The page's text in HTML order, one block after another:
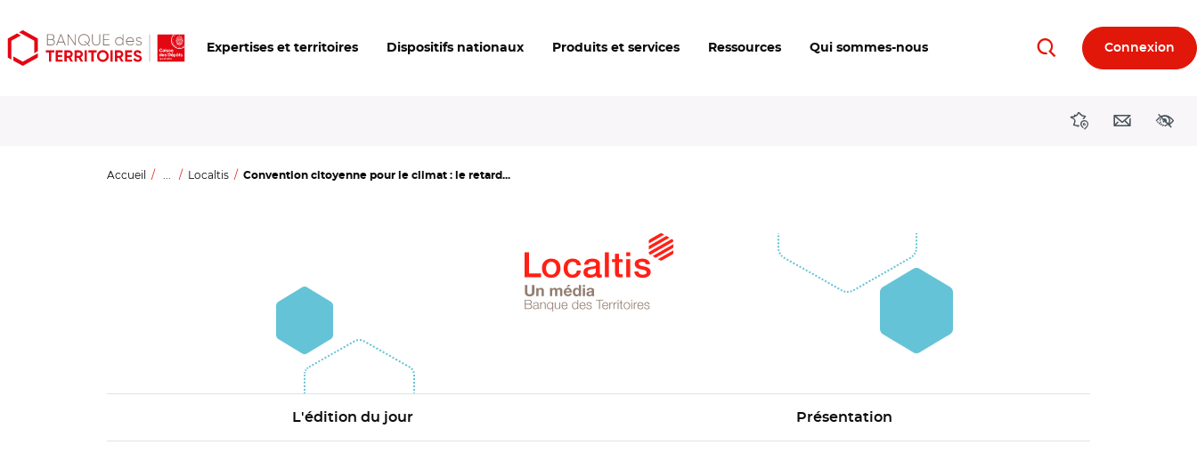
Aller
au
Aller
au
Ouvrir
les
Expertises et territoires Dispositifs nationaux Produits et services Ressources Qui sommes-nous RechercherConnexion
DirectionsContact
Accueil ... Localtis Convention citoyenne pour le climat : le retard...
L'édition du jour Présentation